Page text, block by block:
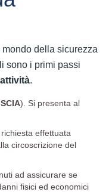
della sicurezza
sono i primi passi
.
SCIA). Si presenta al
richiesta effettuata
circoscrizione del
ad assicurare se
fisici ed economici